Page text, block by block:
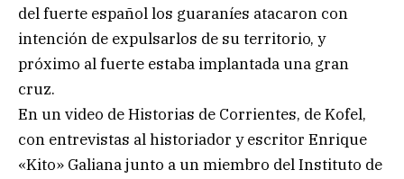
del fuerte español los guaraníes atacaron con
intención de expulsarlos de su territorio, y
próximo al fuerte estaba implantada una gran
cruz.
En un video de Historias de Corrientes, de Kofel,
con entrevistas al historiador y escritor Enrique
«Kito» Galiana junto a un miembro del Instituto de